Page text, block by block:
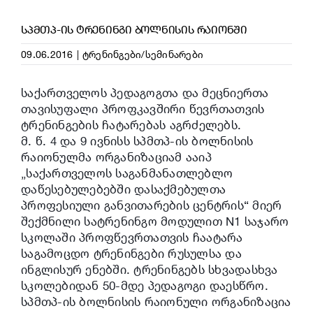
ᲡᲞᲛᲗᲞ-ᲘᲡ ᲢᲠᲔᲜᲘᲜᲒᲘ ᲑᲝᲚᲜᲘᲡᲘᲡ ᲠᲐᲘᲝᲜᲨᲘ
09.06.2016 | ტრენინგები/სემინარები
საქართველოს პედაგოგთა და მეცნიერთა
თავისუფალი პროფკავშირი წევრთათვის
ტრენინგების ჩატარებას აგრძელებს.
მ. წ. 4 და 9 ივნისს სპმთპ-ის ბოლნისის
რაიონულმა ორგანიზაციამ ააიპ
„საქართველოს საგანმანათლებლო
დაწესებულებებში დასაქმებულთა
პროფესიული განვითარების ცენტრის“ მიერ
შექმნილი სატრენინგო მოდულით N1 საჯარო
სკოლაში პროფწევრთათვის ჩაატარა
საგამოცდო ტრენინგები რუსულსა და
ინგლისურ ენებში. ტრენინგებს სხვადასხვა
სკოლებიდან 50-მდე პედაგოგი დაესწრო.
სპმთპ-ის ბოლნისის რაიონული ორგანიზაცია